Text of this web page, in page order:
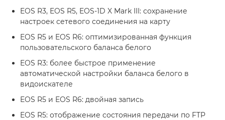
EOS R3, EOS R5, EOS-1D X Mark III: сохранение
настроек сетевого соединения на карту
EOS R5 и EOS R6: оптимизированная функция
пользовательского баланса белого
EOS R3: более быстрое применение
автоматической настройки баланса белого в
видоискателе
EOS R5 и EOS R6: двойная запись
EOS R5: отображение состояния передачи по FTP